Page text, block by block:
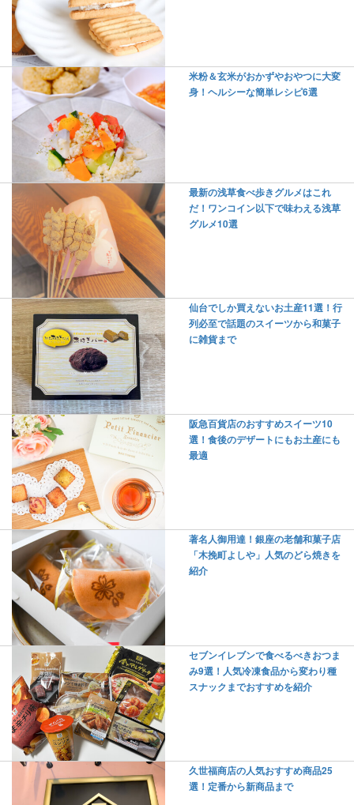
米粉＆玄米がおかずやおやつに大変
身！ヘルシーな簡単レシピ6選
最新の浅草食べ歩きグルメはこれ
だ！ワンコイン以下で味わえる浅草
グルメ10選
仙台でしか買えないお土産11選！行
列必至で話題のスイーツから和菓子
に雑貨まで
阪急百貨店のおすすめスイーツ10
選！食後のデザートにもお土産にも
最適
著名人御用達！銀座の老舗和菓子店
「木挽町よしや」人気のどら焼きを
紹介
セブンイレブンで食べるべきおつま
み9選！人気冷凍食品から変わり種
スナックまでおすすめを紹介
久世福商店の人気おすすめ商品25
選！定番から新商品まで